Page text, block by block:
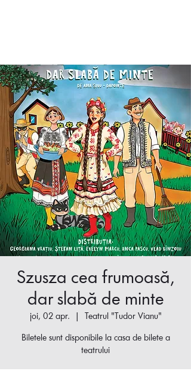
Szusza cea frumoasă,
dar slabă de minte
joi, 02 apr. Teatrul "Tudor Vianu"
Biletele sunt disponibile la casa de bilete a
teatrului